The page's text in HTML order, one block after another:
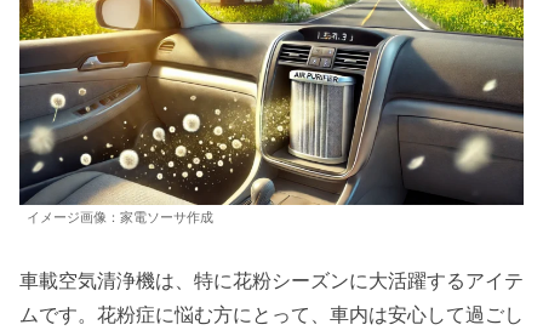
イメージ画像：家電ソーサ作成
車載空気清浄機は、特に花粉シーズンに大活躍するアイテ
ムです。花粉症に悩む方にとって、車内は安心して過ごし